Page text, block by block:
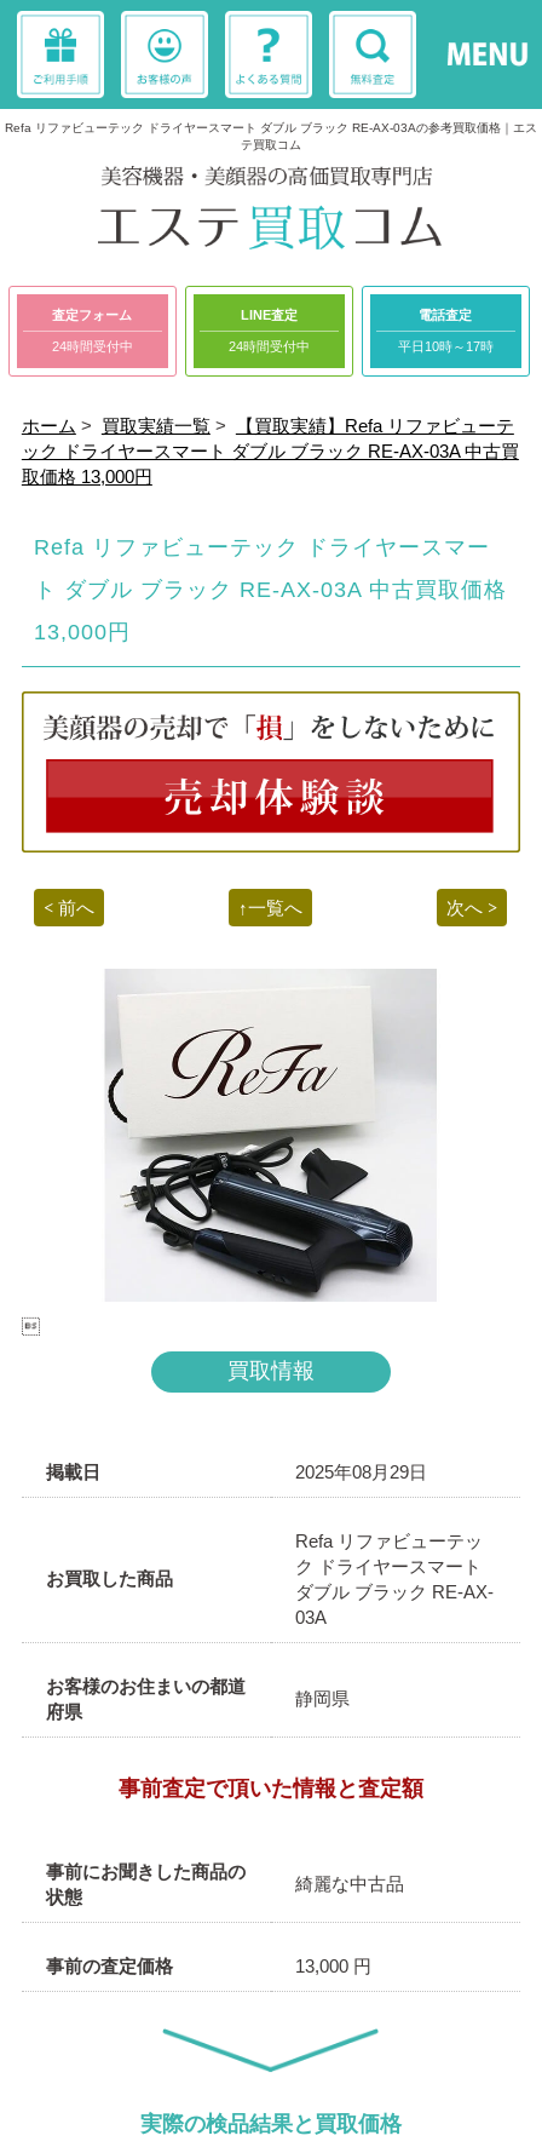
Refa リファビューテック ドライヤースマート ダブル ブラック RE-AX-03Aの参考買取価格｜エス
テ買取コム
査定フォーム
24時間受付中
LINE査定
24時間受付中
電話査定
平日10時～17時
ホーム > 買取実績一覧>
【買取実績】Refa リファビューテ
ック ドライヤースマート ダブル ブラック RE-AX-03A 中古買
取価格 13,000円
Refa リファビューテック ドライヤースマー
ト ダブル ブラック RE-AX-03A 中古買取価格
13,000円
< 前へ ↑一覧へ 次へ >

買取情報
掲載日 2025年08月29日
お買取した商品
Refa リファビューテッ
ク ドライヤースマート
ダブル ブラック RE-AX-
03A
お客様のお住まいの都道
府県
静岡県
事前査定で頂いた情報と査定額
事前にお聞きした商品の
状態
綺麗な中古品
事前の査定価格 13,000 円
実際の検品結果と買取価格